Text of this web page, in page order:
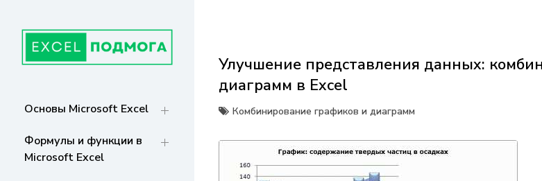
содержанию
СТРАНИЦА
путь к экспертности!
Основы Microsoft Excel
Формулы и функции в
Microsoft Excel
Улучшение представления данных:
диаграмм в Excel
Комбинирование графиков и диаграмм